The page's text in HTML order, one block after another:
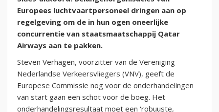
Europees luchtvaartpersoneel dringen aan op
regelgeving om de in hun ogen oneerlijke
concurrentie van staatsmaatschappij Qatar
Airways aan te pakken.
Steven Verhagen, voorzitter van de Vereniging
Nederlandse Verkeersvliegers (VNV), geeft de
Europese Commissie nog voor de onderhandelingen
van start gaan een schot voor de boeg. Het
onderhandelingsresultaat moet een 'robuuste,